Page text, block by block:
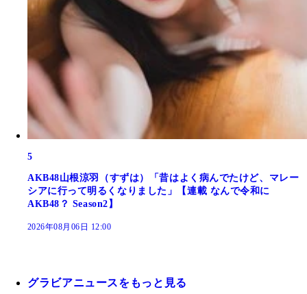
5
AKB48山根涼羽（すずは）「昔はよく病んでたけど、マレー
シアに行って明るくなりました」【連載 なんで令和に
AKB48？ Season2】
2026年08月06日 12:00
グラビアニュースをもっと見る